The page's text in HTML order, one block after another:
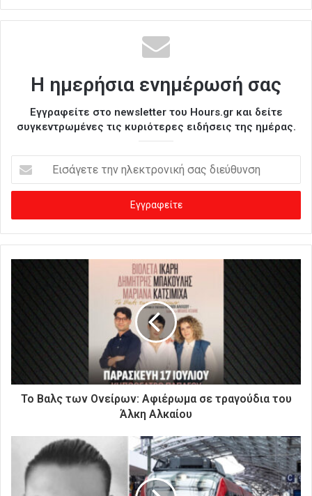
Η ημερήσια ενημέρωσή σας
Εγγραφείτε στο newsletter του Hours.gr και δείτε
συγκεντρωμένες τις κυριότερες ειδήσεις της ημέρας.
σ
γ
ε
τ
Το Βαλς των Ονείρων: Αφιέρωμα σε τραγούδια του
Άλκη Αλκαίου